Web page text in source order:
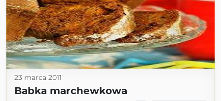
23 marca 2011
Babka marchewkowa